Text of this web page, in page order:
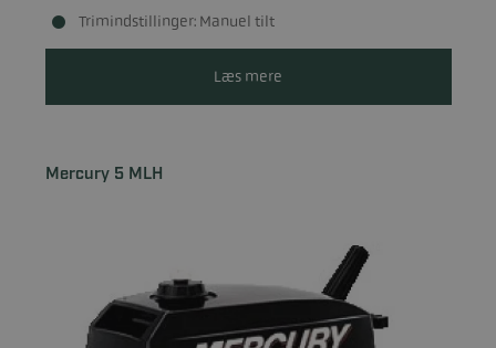
Trimindstillinger: Manuel tilt
Læs mere
Mercury 5 MLH